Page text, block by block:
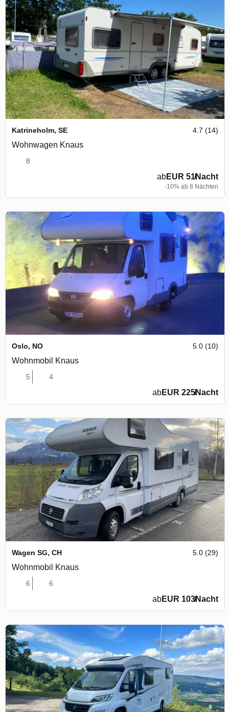
Katrineholm, SE 4.7 (14)
Wohnwagen Knaus
8
abEUR 51/Nacht
-10% ab 8 Nächten
Oslo, NO 5.0 (10)
Wohnmobil Knaus
5 4
abEUR 225/Nacht
Wagen SG, CH 5.0 (29)
Wohnmobil Knaus
6 6
abEUR 103/Nacht